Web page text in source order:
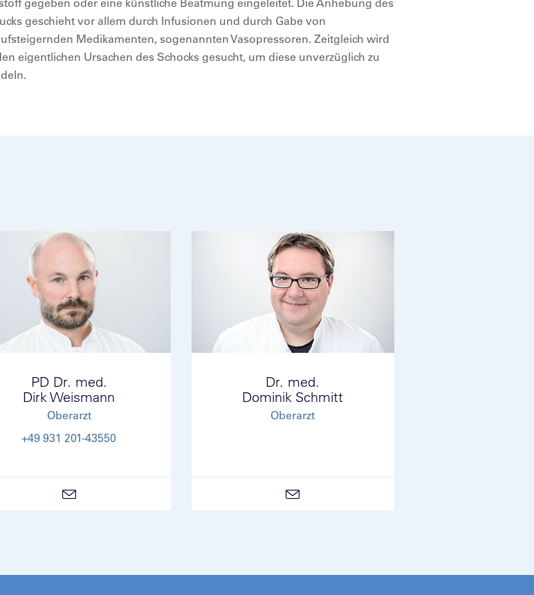
gegeben oder eine künstliche Beatmung eingeleitet. Die Anhebung des
geschieht vor allem durch Infusionen und durch Gabe von
Medikamenten, sogenannten Vasopressoren. Zeitgleich wird
eigentlichen Ursachen des Schocks gesucht, um diese unverzüglich zu
PD Dr. med.
Dirk Weismann
Oberarzt
+49 931 201-43550
Dr. med.
Dominik Schmitt
Oberarzt